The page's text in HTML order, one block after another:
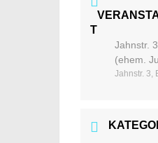
T
Jahnstr.
(ehem.
Jahnstr. 3,